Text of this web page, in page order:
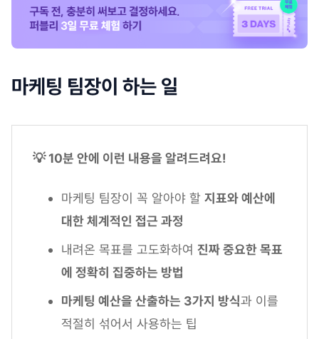
마케팅 팀장이 하는 일
💡 10분 안에 이런 내용을 알려드려요!
마케팅 팀장이 꼭 알아야 할 지표와 예산에
대한 체계적인 접근 과정
내려온 목표를 고도화하여 진짜 중요한 목표
에 정확히 집중하는 방법
마케팅 예산을 산출하는 3가지 방식과 이를
적절히 섞어서 사용하는 팁